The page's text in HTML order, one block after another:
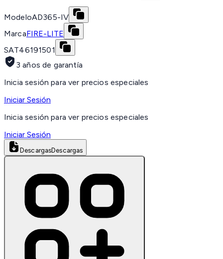
ModeloAD365-IV
MarcaFIRE-LITE
SAT46191501
3 años de garantía
Inicia sesión para ver precios especiales
Iniciar Sesión
Inicia sesión para ver precios especiales
Iniciar Sesión
DescargasDescargas